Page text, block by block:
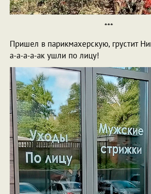
***
Пришел в парикмахерскую, грустит
а-а-а-а-ак ушли по лицу!